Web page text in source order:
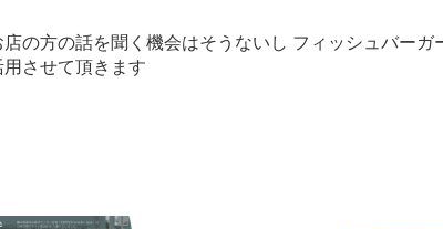
の方の話を聞く機会はそうないし フィッシュバー
させて頂きます